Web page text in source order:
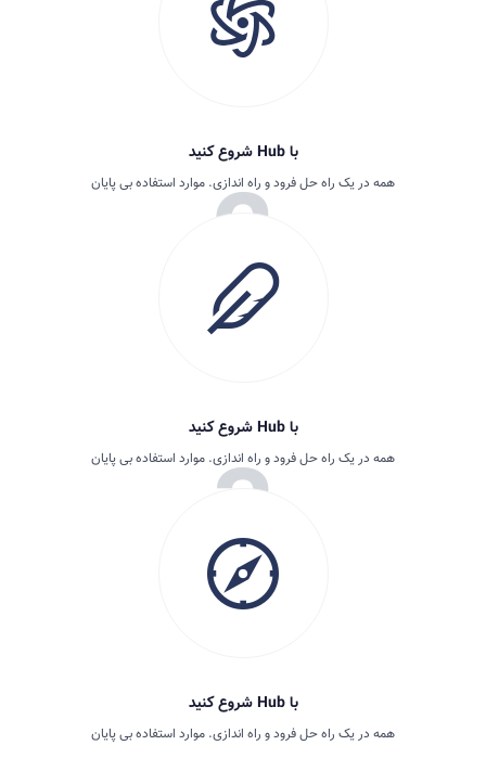
با Hub شروع کنید
همه در یک راه حل فرود و راه اندازی. موارد استفاده بی پایان
با Hub شروع کنید
همه در یک راه حل فرود و راه اندازی. موارد استفاده بی پایان
با Hub شروع کنید
همه در یک راه حل فرود و راه اندازی. موارد استفاده بی پایان